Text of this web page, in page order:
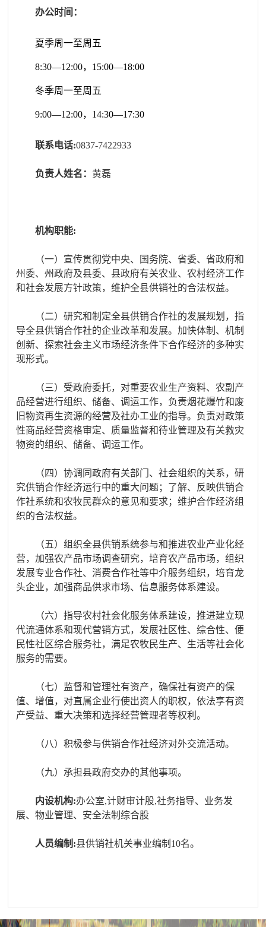
办公时间：
夏季周一至周五
8:30—12:00，15:00—18:00
冬季周一至周五
9:00—12:00，14:30—17:30
联系电话:0837-7422933
负责人姓名：黄磊
机构职能:
（一）宣传贯彻党中央、国务院、省委、省政府和
州委、州政府及县委、县政府有关农业、农村经济工作
和社会发展方针政策，维护全县供销社的合法权益。
（二）研究和制定全县供销合作社的发展规划，指
导全县供销合作社的企业改革和发展。加快体制、机制
创新、探索社会主义市场经济条件下合作经济的多种实
现形式。
（三）受政府委托，对重要农业生产资料、农副产
品经营进行组织、储备、调运工作，负责烟花爆竹和废
旧物资再生资源的经营及社办工业的指导。负责对政策
性商品经营资格审定、质量监督和待业管理及有关救灾
物资的组织、储备、调运工作。
（四）协调 同政府有关部门、社会组织的关系，研
究供销合作经济运行中的重大问题 ； 了解、反映供销合
作社系统和农牧民群众的意见和要求；维护合作经济组
织的合法权益。
（五）组织全县供销系统参与和推进农业产业化经
营，加强农产品市场调查研究，培育农产品市场，组织
发展专业合作社、消费合作社等中介服务组织，培育龙
头企业，加强商品供求市场、信息服务体系建设。
（六）指导农村社会化服务体系建设，推进建立现
代流通体系和现代营销方式，发展社区性、综合性、便
民性社区综合服务社，满足农牧民生产、生活等社会化
服务的需要。
（七）监督和管理社有资产，确保社有资产的保
值、增值，对直属企业行使出资人的职权，依法享有资
产受益、重大决策和选择经营管理者等权利。
（八）积极参与供销合作社经济对外交流活动。
（九）承担县政府交办的其他事项。
内设机构:办公室,计财审计股,社务指导、业务发
展、物业管理、安全法制综合股
人员编制 :县供销社机关事业编制 10名。